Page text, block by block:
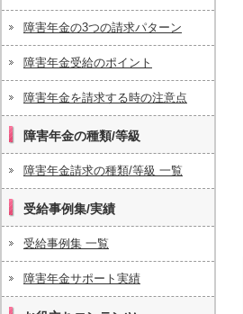
障害年金の3つの請求パターン
障害年金受給のポイント
障害年金を請求する時の注意点
障害年金の種類/等級
障害年金請求の種類/等級 一覧
受給事例集/実績
受給事例集 一覧
障害年金サポート実績